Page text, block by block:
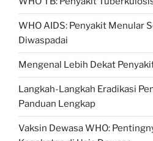
WHO AIDS: Penyakit Menular
Diwaspadai
Mengenal Lebih Dekat
Langkah-Langkah Eradikasi
Panduan Lengkap
Vaksin Dewasa WHO: